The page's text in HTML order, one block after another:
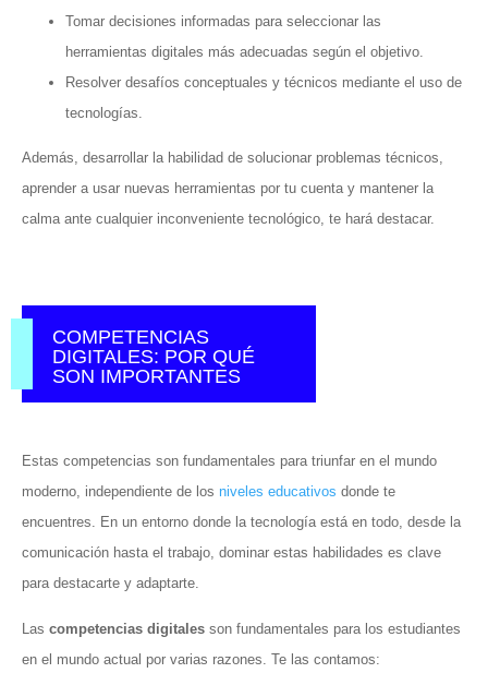
Tomar decisiones informadas para seleccionar las
herramientas digitales más adecuadas según el objetivo.
Resolver desafíos conceptuales y técnicos mediante el uso de
tecnologías.
Además, desarrollar la habilidad de solucionar problemas técnicos,
aprender a usar nuevas herramientas por tu cuenta y mantener la
calma ante cualquier inconveniente tecnológico, te hará destacar.
COMPETENCIAS
DIGITALES: POR QUÉ
SON IMPORTANTES
Estas competencias son fundamentales para triunfar en el mundo
moderno, independiente de los niveles educativos donde te
encuentres. En un entorno donde la tecnología está en todo, desde la
comunicación hasta el trabajo, dominar estas habilidades es clave
para destacarte y adaptarte.
Las competencias digitales son fundamentales para los estudiantes
en el mundo actual por varias razones. Te las contamos: